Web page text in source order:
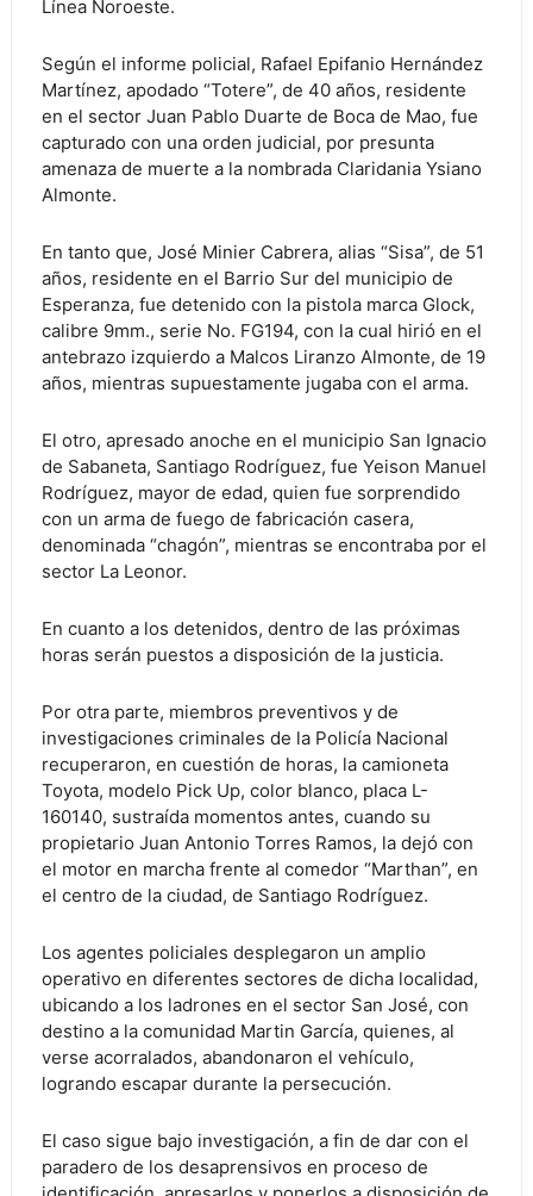
Línea Noroeste.
Según el informe policial, Rafael Epifanio Hernández
Martínez, apodado “Totere”, de 40 años, residente
en el sector Juan Pablo Duarte de Boca de Mao, fue
capturado con una orden judicial, por presunta
amenaza de muerte a la nombrada Claridania Ysiano
Almonte.
En tanto que, José Minier Cabrera, alias “Sisa”, de 51
años, residente en el Barrio Sur del municipio de
Esperanza, fue detenido con la pistola marca Glock,
calibre 9mm., serie No. FG194, con la cual hirió en el
antebrazo izquierdo a Malcos Liranzo Almonte, de 19
años, mientras supuestamente jugaba con el arma.
El otro, apresado anoche en el municipio San Ignacio
de Sabaneta, Santiago Rodríguez, fue Yeison Manuel
Rodríguez, mayor de edad, quien fue sorprendido
con un arma de fuego de fabricación casera,
denominada “chagón”, mientras se encontraba por el
sector La Leonor.
En cuanto a los detenidos, dentro de las próximas
horas serán puestos a disposición de la justicia.
Por otra parte, miembros preventivos y de
investigaciones criminales de la Policía Nacional
recuperaron, en cuestión de horas, la camioneta
Toyota, modelo Pick Up, color blanco, placa L-
160140, sustraída momentos antes, cuando su
propietario Juan Antonio Torres Ramos, la dejó con
el motor en marcha frente al comedor “Marthan”, en
el centro de la ciudad, de Santiago Rodríguez.
Los agentes policiales desplegaron un amplio
operativo en diferentes sectores de dicha localidad,
ubicando a los ladrones en el sector San José, con
destino a la comunidad Martin García, quienes, al
verse acorralados, abandonaron el vehículo,
logrando escapar durante la persecución.
El caso sigue bajo investigación, a fin de dar con el
paradero de los desaprensivos en proceso de